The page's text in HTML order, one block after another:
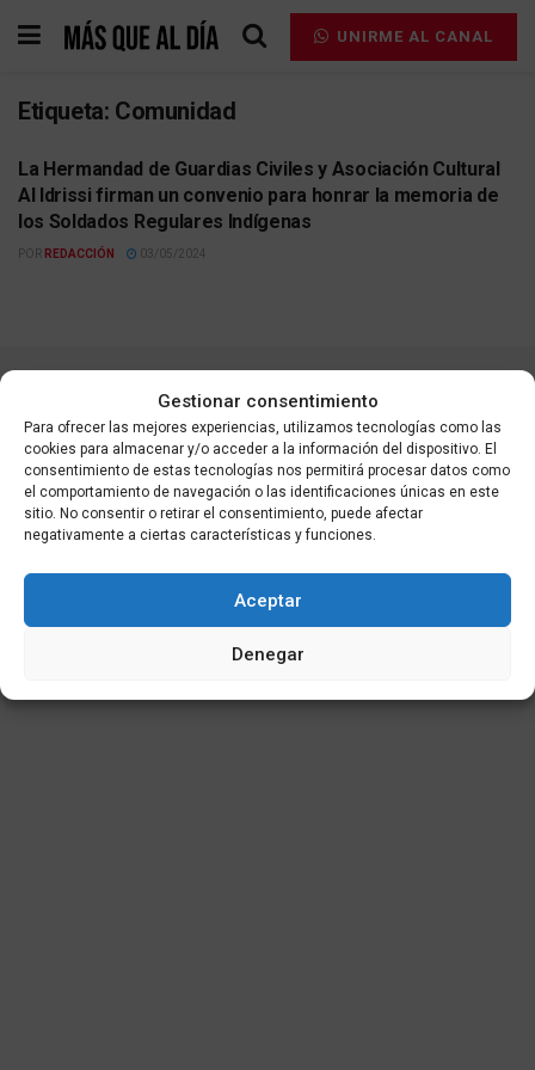
Gestionar consentimiento
Para ofrecer las mejores experiencias, utilizamos tecnologías como las
cookies para almacenar y/o acceder a la información del dispositivo. El
consentimiento de estas tecnologías nos permitirá procesar datos como
el comportamiento de navegación o las identificaciones únicas en este
sitio. No consentir o retirar el consentimiento, puede afectar
negativamente a ciertas características y funciones.
Aceptar
Denegar
UNIRME AL CANAL
Etiqueta: Comunidad
ACTUALIDAD
La Hermandad de Guardias Civiles y Asociación Cultural
Al Idrissi firman un convenio para honrar la memoria de
los Soldados Regulares Indígenas
POR REDACCIÓN 03/05/2024
Aviso legal
Política de privacidad
Política de cookies